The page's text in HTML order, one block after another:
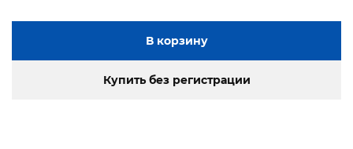
В корзину
Купить без регистрации